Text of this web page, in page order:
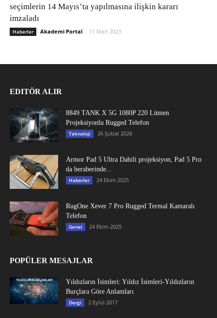
seçimlerin 14 Mayıs’ta yapılmasına ilişkin kararı
imzaladı
Haberler Akademi Portal - 11 Mart 2023
EDITÖR ALIR
8849 TANK X 5G 1080P 220 Lümen
Projeksiyonlu Rugged Telefon
Teknoloji 26 Şubat 2026
Armor Pad 5 Ultra Dahili projeksiyon, Pad 5 Pro
da beraberinde...
Haberler 24 Ekim 2025
RugOne Xever 7 Pro Rugged Termal Kamaralı
Telefon
Genel 24 Ekim 2025
POPÜLER MESAJLAR
Yıldızların İsimleri: Yıldız İsimleri-Yıldızların
Burçlara Göre Anlamları
Dergi 2 Eylül 2017